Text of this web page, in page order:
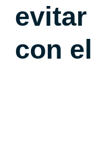
con